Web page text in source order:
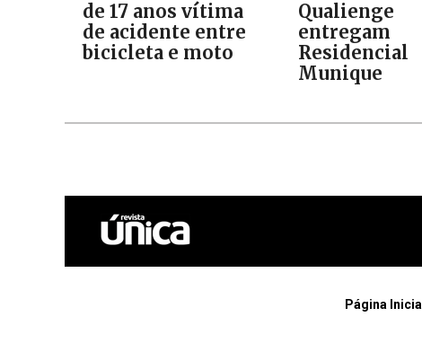
de 17 anos vítima
de acidente entre
bicicleta e moto
Qualienge
entregam
Residencial
Munique
Página Inicial